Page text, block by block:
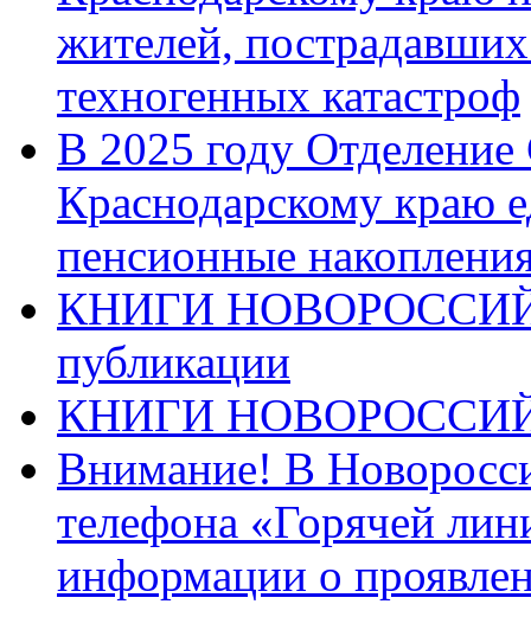
жителей,
техногенных катастроф
В 2025 году
Краснодарскому краю
пенсионные
КНИГИ
публикации
КНИГИ
Внимание! В
телефона «Горячей
информации о